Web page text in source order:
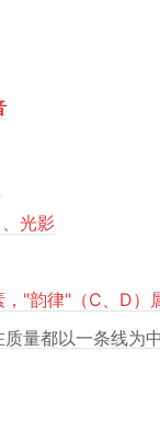
光影
"韵律"（C、D）
量都以一条线为